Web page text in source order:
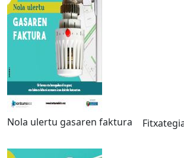
Nola ulertu gasaren faktura